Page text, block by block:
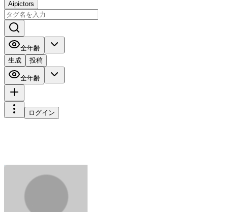
Aipictors
全年齢
生成
投稿
全年齢
ログイン